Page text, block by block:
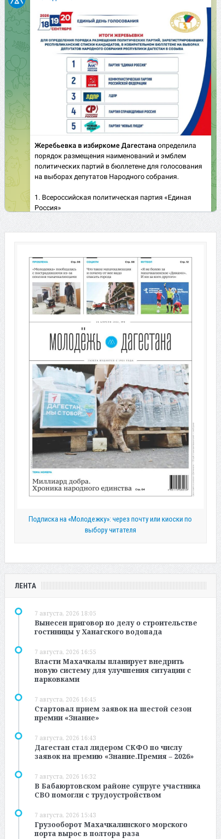
Подписка на «Молодежку»: через почту или киоски по
выбору читателя
ЛЕНТА
7 августа, 2026 18:05
Вынесен приговор по делу о строительстве
гостиницы у Ханагского водопада
7 августа, 2026 16:55
Власти Махачкалы планирует внедрить
новую систему для улучшения ситуации с
парковками
7 августа, 2026 16:45
Стартовал прием заявок на шестой сезон
премии «Знание»
7 августа, 2026 16:43
Дагестан стал лидером СКФО по числу
заявок на премию «Знание.Премия – 2026»
7 августа, 2026 16:32
В Бабаюртовском районе супруге участника
СВО помогли с трудоустройством
7 августа, 2026 15:43
Грузооборот Махачкалинского морского
порта вырос в полтора раза